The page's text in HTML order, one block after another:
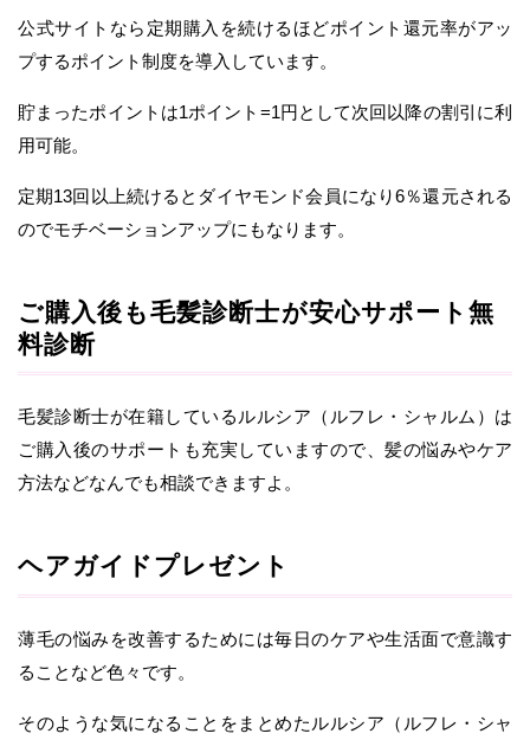
公式サイトなら定期購入を続けるほどポイント還元率がアッ
プするポイント制度を導入しています。
貯まったポイントは1ポイント=1円として次回以降の割引に利
用可能。
定期13回以上続けるとダイヤモンド会員になり6％還元される
のでモチベーションアップにもなります。
ご購入後も毛髪診断士が安心サポート無
料診断
毛髪診断士が在籍しているルルシア（ルフレ・シャルム）は
ご購入後のサポートも充実していますので、髪の悩みやケア
方法などなんでも相談できますよ。
ヘアガイドプレゼント
薄毛の悩みを改善するためには毎日のケアや生活面で意識す
ることなど色々です。
そのような気になることをまとめたルルシア（ルフレ・シャ